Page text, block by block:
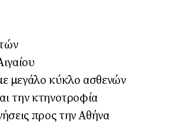
μεγάλο κύκλο ασθενών
την κτηνοτροφία
προς την Αθήνα